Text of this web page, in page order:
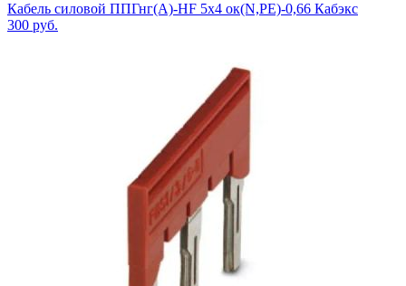
Кабель силовой ППГнг(А)-HF 5х4 ок(N,PE)-0,66 Кабэкс
300 руб.